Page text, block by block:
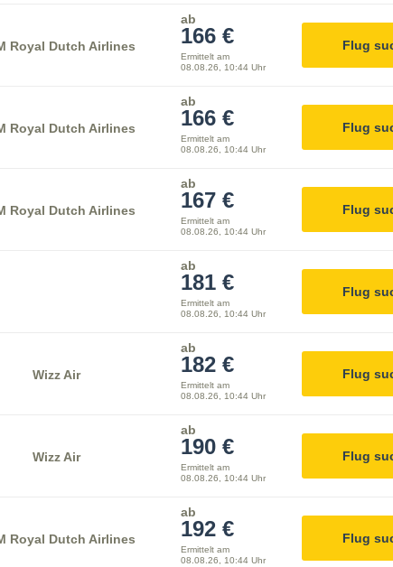
Royal Dutch Airlines
ab
166 €
Ermittelt am
08.08.26, 10:44 Uhr
Flug
Royal Dutch Airlines
ab
166 €
Ermittelt am
08.08.26, 10:44 Uhr
Flug
Royal Dutch Airlines
ab
167 €
Ermittelt am
08.08.26, 10:44 Uhr
Flug
ab
181 €
Ermittelt am
08.08.26, 10:44 Uhr
Flug
Wizz Air
ab
182 €
Ermittelt am
08.08.26, 10:44 Uhr
Flug
Wizz Air
ab
190 €
Ermittelt am
08.08.26, 10:44 Uhr
Flug
Royal Dutch Airlines
ab
192 €
Ermittelt am
08.08.26, 10:44 Uhr
Flug